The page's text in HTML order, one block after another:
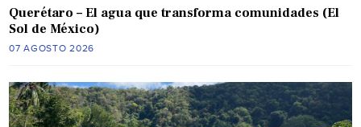
Querétaro – El agua que transforma comunidades (El
Sol de México)
07 AGOSTO 2026